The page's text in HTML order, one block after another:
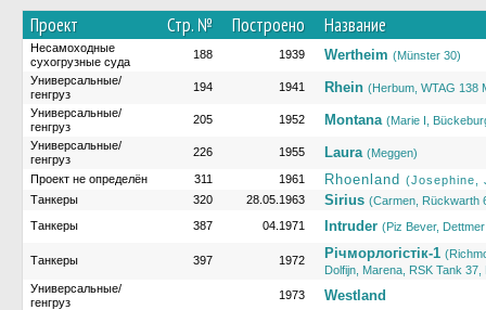
Проект Стр. № Построено Название
Несамоходные
сухогрузные суда
188 1939 Wertheim (Münster 30)
Универсальные/
генгруз
194 1941 Rhein (Herbum, WTAG 138
Универсальные/
генгруз
205 1952 Montana (Marie I,
Универсальные/
генгруз
226 1955 Laura (Meggen)
Проект не определён
311 1961 Rhoenland (Josephine,
Танкеры
320 28.05.1963 Sirius (Carmen, Rückwarth
Танкеры
387 04.1971 Intruder (Piz Bever,
Танкеры 397 1972 Рiчморлогiстiк-1
Dolfijn, Marena, RSK Tank
Универсальные/
генгруз
1973 Westland